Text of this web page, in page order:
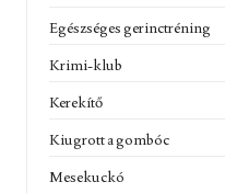
Egészséges gerinctréning
Krimi-klub
Kerekítő
Kiugrott a gombóc
Mesekuckó